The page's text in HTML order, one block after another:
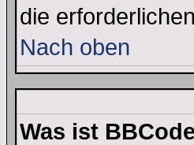
die
Nach oben
Was ist